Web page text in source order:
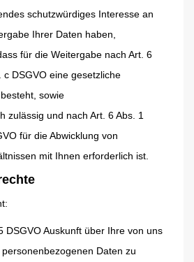
schutzwürdiges Interesse an
Ihrer Daten haben,
für die Weitergabe nach Art. 6
c DSGVO eine gesetzliche
sowie
zulässig und nach Art. 6 Abs. 1
für die Abwicklung von
mit Ihnen erforderlich ist.
DSGVO Auskunft über Ihre von uns
Daten zu